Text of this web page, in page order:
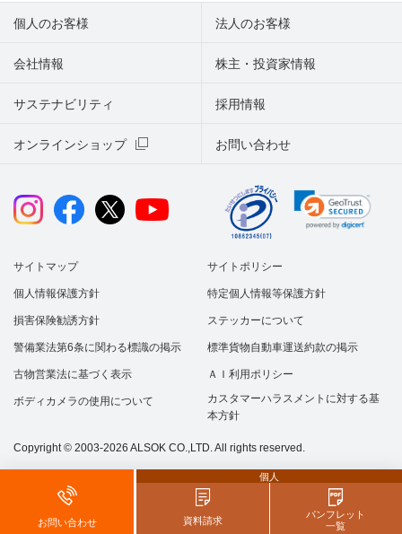
お問い合わせ
個人
資料請求
パンフレット
一覧
個人のお客様 法人のお客様
会社情報 株主・投資家情報
サステナビリティ
オンラインショップ お問い合わせ
採用情報
サイトマップ サイトポリシー
個人情報保護方針 特定個人情報等保護方針
損害保険勧誘方針 ステッカーについて
警備業法第6条に関わる標識の掲示 標準貨物自動車運送約款の掲示
古物営業法に基づく表示 ＡＩ利用ポリシー
ボディカメラの使用について
カスタマーハラスメントに対する基
本方針
Copyright © 2003-2026 ALSOK CO.,LTD. All rights reserved.